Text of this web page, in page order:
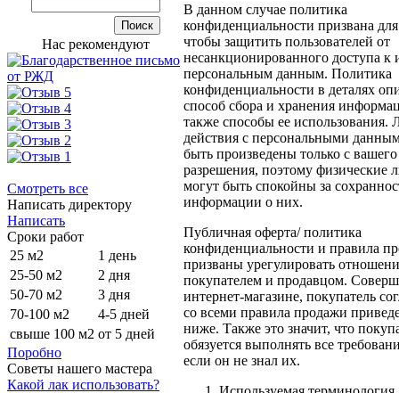
Нас рекомендуют
Смотреть все
Написать директору
Написать
Сроки работ
25 м2
1 день
25-50 м2
2 дня
50-70 м2
3 дня
70-100 м2
4-5 дней
свыше 100 м2 от 5 дней
Поробно
Советы нашего мастера
Какой лак использовать?
В данном случае политика
конфиденциальности призвана
чтобы защитить пользователей от
несанкционированного доступа к
персональным данным. Политика
конфиденциальности в деталях
способ сбора и хранения
также способы ее использования.
действия с персональными
быть произведены только с вашего
разрешения, поэтому физические
могут быть спокойны за
информации о них.
Публичная оферта/ политика
конфиденциальности и правила
призваны урегулировать
покупателем и продавцом.
интернет-магазине, покупатель
со всеми правила продажи
ниже. Также это значит, что
обязуется выполнять все
если он не знал их.